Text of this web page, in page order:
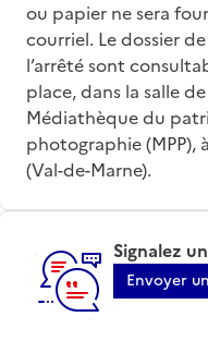
ou papier ne sera
courriel. Le dossier
l’arrêté sont
place, dans la salle
Médiathèque du
photographie (MPP),
(Val-de-Marne).
Signalez
Envoyer